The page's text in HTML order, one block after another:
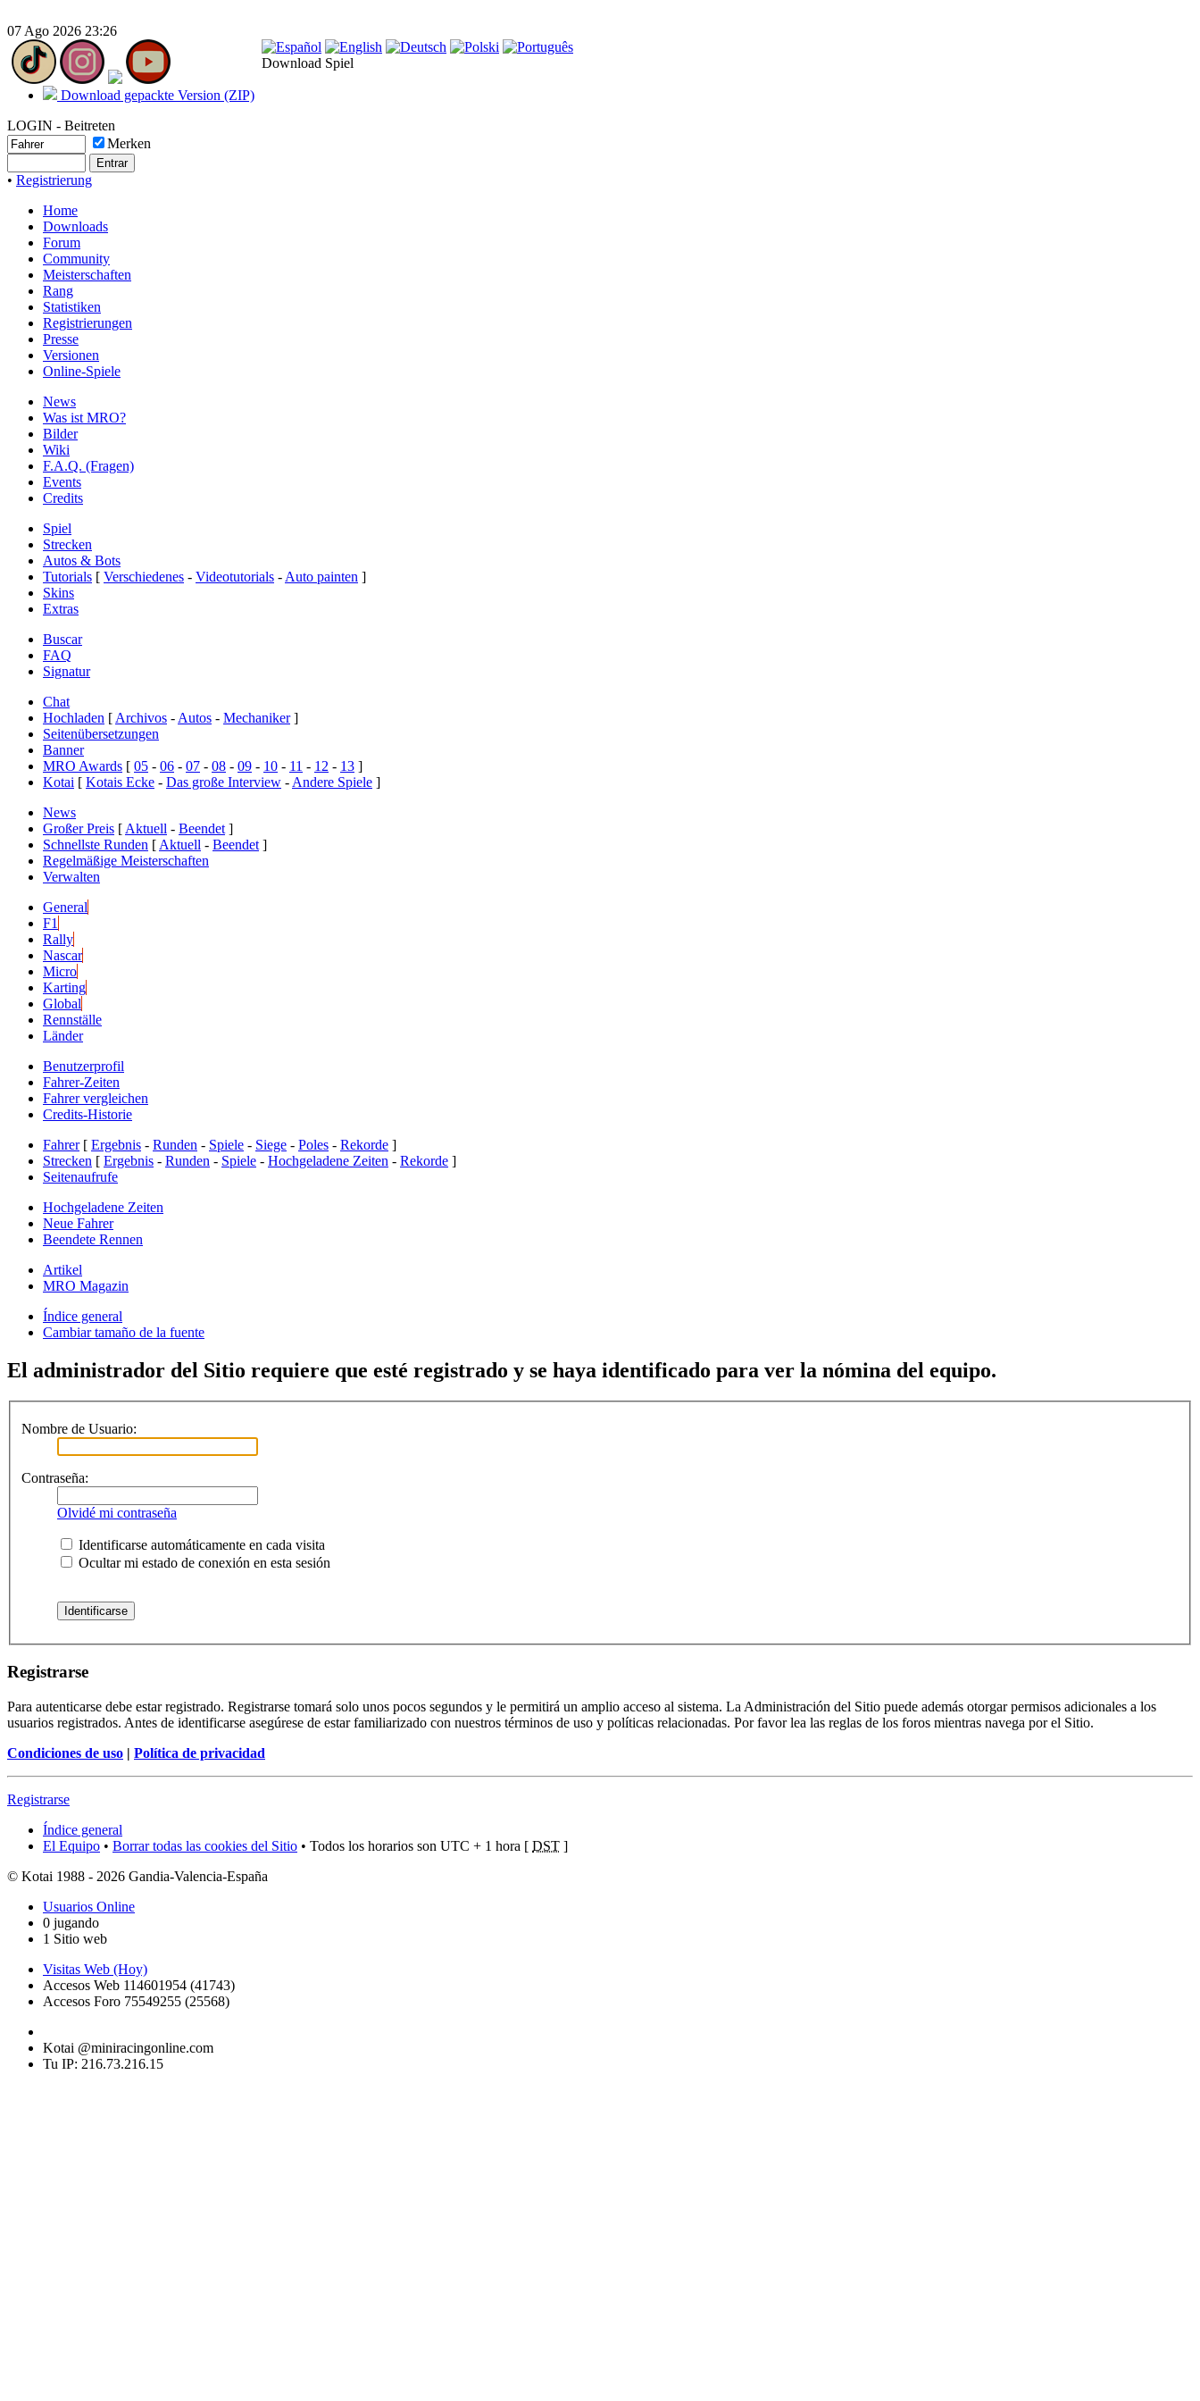
07 Ago 2026 23:26
Download Spiel
Download gepackte Version (ZIP)
LOGIN - Beitreten
Merken
• Registrierung
Home
Downloads
Forum
Community
Meisterschaften
Rang
Statistiken
Registrierungen
Presse
Versionen
Online-Spiele
News
Was ist MRO?
Bilder
Wiki
F.A.Q. (Fragen)
Events
Credits
Spiel
Strecken
Autos & Bots
Tutorials [ Verschiedenes - Videotutorials - Auto painten ]
Skins
Extras
Buscar
FAQ
Signatur
Chat
Hochladen [ Archivos - Autos - Mechaniker]
Seitenübersetzungen
Banner
MRO Awards [ 05 - 06 - 07 - 08 - 09 - 10 - 11 - 12 - 13 ]
Kotai [ Kotais Ecke - Das große Interview - Andere Spiele ]
News
Großer Preis [ Aktuell - Beendet ]
Schnellste Runden [ Aktuell - Beendet ]
Regelmäßige Meisterschaften
Verwalten
General
F1
Rally
Nascar
Micro
Karting
Global
Rennställe
Länder
Benutzerprofil
Fahrer-Zeiten
Fahrer vergleichen
Credits-Historie
Fahrer [ Ergebnis - Runden - Spiele - Siege - Poles - Rekorde ]
Strecken [ Ergebnis - Runden - Spiele - Hochgeladene Zeiten - Rekorde ]
Seitenaufrufe
Hochgeladene Zeiten
Neue Fahrer
Beendete Rennen
Artikel
MRO Magazin
Índice general
Cambiar tamaño de la fuente
El administrador del Sitio requiere que esté registrado y se haya identificado para ver la nómina del equipo.
Nombre de Usuario:
Contraseña:
Olvidé mi contraseña
Identificarse automáticamente en cada visita
Ocultar mi estado de conexión en esta sesión
Registrarse
Para autenticarse debe estar registrado. Registrarse tomará solo unos pocos segundos y le permitirá un amplio acceso al sistema. La Administración del Sitio puede además otorgar permisos adicionales a los
usuarios registrados. Antes de identificarse asegúrese de estar familiarizado con nuestros términos de uso y políticas relacionadas. Por favor lea las reglas de los foros mientras navega por el Sitio.
Condiciones de uso | Política de privacidad
Registrarse
Índice general
El Equipo • Borrar todas las cookies del Sitio • Todos los horarios son UTC + 1 hora [ DST ]
© Kotai 1988 - 2026 Gandia-Valencia-España
Usuarios Online
0 jugando
1 Sitio web
Visitas Web (Hoy)
Accesos Web 114601954 (41743)
Accesos Foro 75549255 (25568)
Kotai @miniracingonline.com
Tu IP: 216.73.216.15